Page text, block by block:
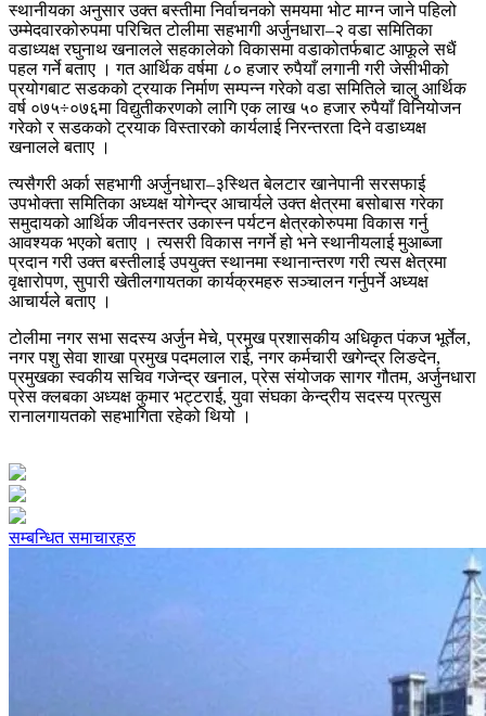
स्थानीयका अनुसार उक्त बस्तीमा निर्वाचनको समयमा भोट माग्न जाने पहिलो
उम्मेदवारकोरुपमा परिचित टोलीमा सहभागी अर्जुनधारा–२ वडा समितिका
वडाध्यक्ष रघुनाथ खनालले सहकालेको विकासमा वडाकोतर्फबाट आफूले सधैं
पहल गर्ने बताए । गत आर्थिक वर्षमा ८० हजार रुपैयाँ लगानी गरी जेसीभीको
प्रयोगबाट सडकको ट्रयाक निर्माण सम्पन्न गरेको वडा समितिले चालु आर्थिक
वर्ष ०७५÷०७६मा विद्युतीकरणको लागि एक लाख ५० हजार रुपैयाँ विनियोजन
गरेको र सडकको ट्रयाक विस्तारको कार्यलाई निरन्तरता दिने वडाध्यक्ष
खनालले बताए ।
त्यसैगरी अर्का सहभागी अर्जुनधारा–३स्थित बेलटार खानेपानी सरसफाई
उपभोक्ता समितिका अध्यक्ष योगेन्द्र आचार्यले उक्त क्षेत्रमा बसोबास गरेका
समुदायको आर्थिक जीवनस्तर उकास्न पर्यटन क्षेत्रकोरुपमा विकास गर्नु
आवश्यक भएको बताए । त्यसरी विकास नगर्ने हो भने स्थानीयलाई मुआब्जा
प्रदान गरी उक्त बस्तीलाई उपयुक्त स्थानमा स्थानान्तरण गरी त्यस क्षेत्रमा
वृक्षारोपण, सुपारी खेतीलगायतका कार्यक्रमहरु सञ्चालन गर्नुपर्ने अध्यक्ष
आचार्यले बताए ।
टोलीमा नगर सभा सदस्य अर्जुन मेचे, प्रमुख प्रशासकीय अधिकृत पंकज भूर्तेल,
नगर पशु सेवा शाखा प्रमुख पदमलाल राई, नगर कर्मचारी खगेन्द्र लिङदेन,
प्रमुखका स्वकीय सचिव गजेन्द्र खनाल, प्रेस संयोजक सागर गौतम, अर्जुनधारा
प्रेस क्लबका अध्यक्ष कुमार भट्टराई, युवा संघका केन्द्रीय सदस्य प्रत्युस
रानालगायतको सहभागिता रहेको थियो ।
सम्बन्धित समाचारहरु